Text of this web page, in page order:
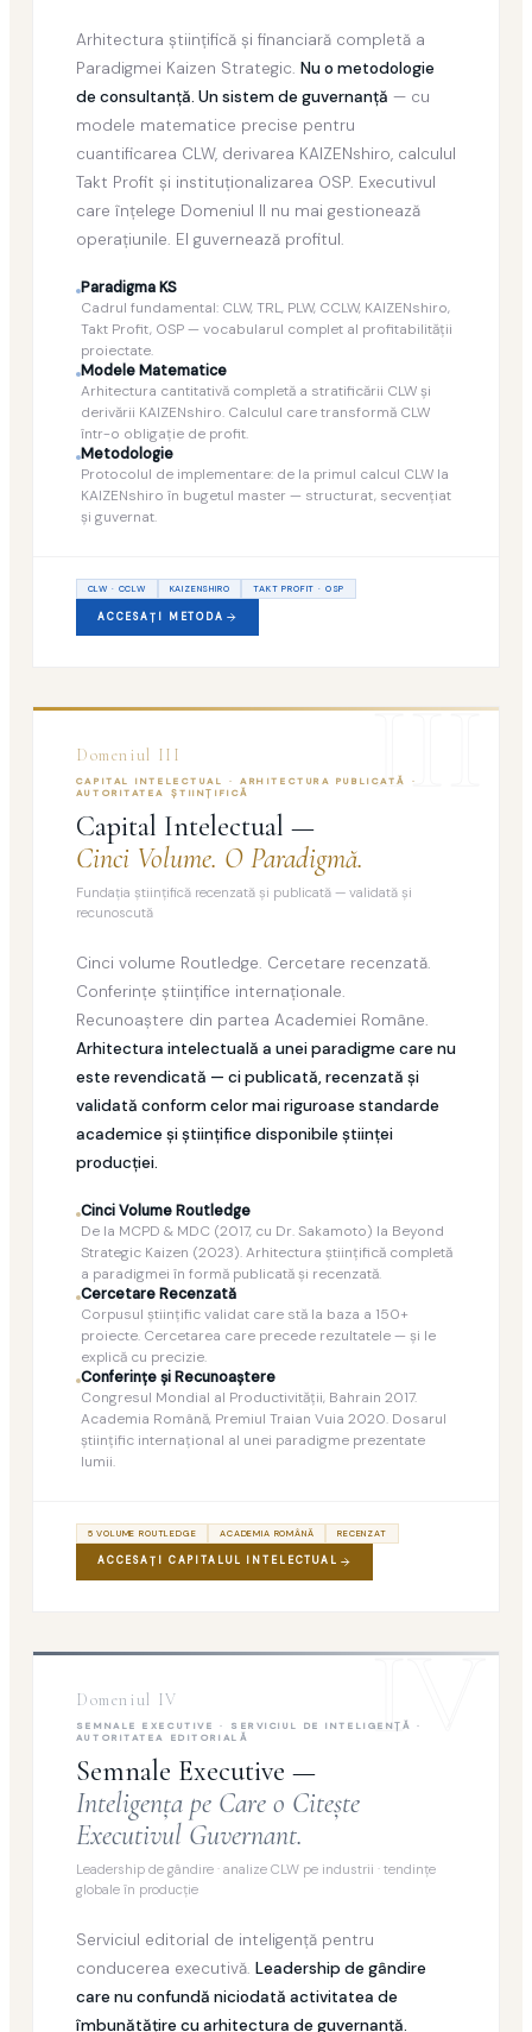
Arhitectura ştiinţifică şi financiară completă a
Paradigmei Kaizen Strategic. Nu o metodologie
de consultanţă. Un sistem de guvernanţă — cu
modele matematice precise pentru
cuantificarea CLW, derivarea KAIZENshiro, calculul
Takt Profit şi instituţionalizarea OSP. Executivul
care înţelege Domeniul II nu mai gestionează
operaţiunile. El guvernează profitul.
Paradigma KS
Cadrul fundamental: CLW, TRL, PLW, CCLW, KAIZENshiro,
Takt Profit, OSP — vocabularul complet al profitabilităţii
proiectate.
Modele Matematice
Arhitectura cantitativă completă a stratificării CLW şi
derivării KAIZENshiro. Calculul care transformă CLW
într-o obligaţie de profit.
Metodologie
Protocolul de implementare: de la primul calcul CLW la
KAIZENshiro în bugetul master — structurat, secvenţiat
şi guvernat.
CLW · CCLW KAIZENSHIRO TAKT PROFIT · OSP
ACCESAŢI METODA
III
Domeniul III
CAPITAL INTELECTUAL · ARHITECTURA PUBLICATĂ ·
AUTORITATEA ŞTIINŢIFICĂ
Capital Intelectual —
Cinci Volume. O Paradigmă.
Fundaţia ştiinţifică recenzată şi publicată — validată şi
recunoscută
Cinci volume Routledge. Cercetare recenzată.
Conferinţe ştiinţifice internaţionale.
Recunoaştere din partea Academiei Române.
Arhitectura intelectuală a unei paradigme care nu
este revendicată — ci publicată, recenzată şi
validată conform celor mai riguroase standarde
academice şi ştiinţifice disponibile ştiinţei
producţiei.
Cinci Volume Routledge
De la MCPD & MDC (2017, cu Dr. Sakamoto) la Beyond
Strategic Kaizen (2023). Arhitectura ştiinţifică completă
a paradigmei în formă publicată şi recenzată.
Cercetare Recenzată
Corpusul ştiinţific validat care stă la baza a 150+
proiecte. Cercetarea care precede rezultatele — şi le
explică cu precizie.
Conferinţe şi Recunoaştere
Congresul Mondial al Productivităţii, Bahrain 2017.
Academia Română, Premiul Traian Vuia 2020. Dosarul
ştiinţific internaţional al unei paradigme prezentate
lumii.
5 VOLUME ROUTLEDGE ACADEMIA ROMÂNĂ RECENZAT
ACCESAŢI CAPITALUL INTELECTUAL
IV
Domeniul IV
SEMNALE EXECUTIVE · SERVICIUL DE INTELIGENŢĂ ·
AUTORITATEA EDITORIALĂ
Semnale Executive —
Inteligenţa pe Care o Citeşte
Executivul Guvernant.
Leadership de gândire · analize CLW pe industrii · tendinţe
globale în producţie
Serviciul editorial de inteligenţă pentru
conducerea executivă. Leadership de gândire
care nu confundă niciodată activitatea de
îmbunătăţire cu arhitectura de guvernanţă.